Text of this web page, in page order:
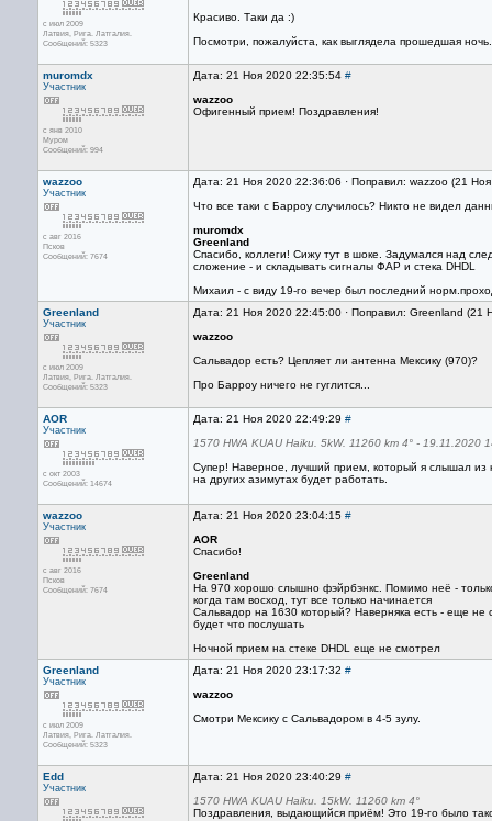
с июл 2009
Латвия, Рига. Латгалия.
Сообщений: 5323
Красиво. Таки да :)
Посмотри, пожалуйста, как выглядела прошедшая
muromdx
Участник
с янв 2010
Муром
Сообщений: 994
Дата: 21 Ноя 2020 22:35:54 #
wazzoo
Офигенный прием! Поздравления!
wazzoo
Участник
с авг 2016
Псков
Сообщений: 7674
Дата: 21 Ноя 2020 22:36:06 · Поправил: wazzoo (21
Что все таки с Барроу случилось? Никто не видел
muromdx
Greenland
Спасибо, коллеги! Сижу тут в шоке. Задумался над
сложение - и складывать сигналы ФАР и стека DHDL
Михаил - с виду 19-го вечер был последний
Greenland
Участник
с июл 2009
Латвия, Рига. Латгалия.
Сообщений: 5323
Дата: 21 Ноя 2020 22:45:00 · Поправил: Greenland (21
wazzoo
Сальвадор есть? Цепляет ли антенна Мексику (970)?
Про Барроу ничего не гуглится...
AOR
Участник
с окт 2003
Сообщений: 14674
Дата: 21 Ноя 2020 22:49:29 #
1570 HWA KUAU Haiku. 5kW. 11260 km 4° - 19.11.2020
Супер! Наверное, лучший прием, который я слышал из
на других азимутах будет работать.
wazzoo
Участник
с авг 2016
Псков
Сообщений: 7674
Дата: 21 Ноя 2020 23:04:15 #
AOR
Спасибо!
Greenland
На 970 хорошо слышно фэйрбэнкс. Помимо неё -
когда там восход, тут все только начинается
Сальвадор на 1630 который? Наверняка есть - еще не
будет что послушать
Ночной прием на стеке DHDL еще не смотрел
Greenland
Участник
с июл 2009
Латвия, Рига. Латгалия.
Сообщений: 5323
Дата: 21 Ноя 2020 23:17:32 #
wazzoo
Смотри Мексику с Сальвадором в 4-5 зулу.
Edd
Участник
Дата: 21 Ноя 2020 23:40:29 #
1570 HWA KUAU Haiku. 15kW. 11260 km 4°
Поздравления, выдающийся приём! Это 19-го было